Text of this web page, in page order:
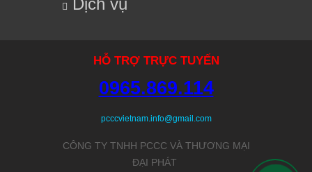
HỖ TRỢ TRỰC TUYẾN
0965.869.114
pcccvietnam.info@gmail.com
CÔNG TY TNHH PCCC VÀ THƯƠNG MẠI
ĐẠI PHÁT